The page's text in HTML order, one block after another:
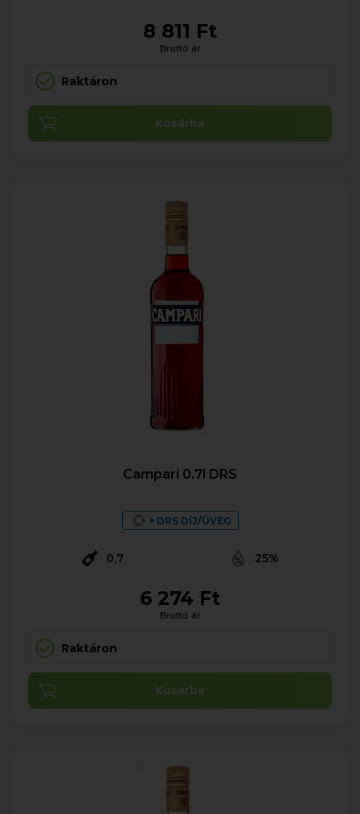
8 811 Ft
Bruttó ár
Raktáron
Kosárba
Campari 0.7l DRS
+ DRS DÍJ/ÜVEG
0,7 25%
6 274 Ft
Bruttó ár
Raktáron
Kosárba